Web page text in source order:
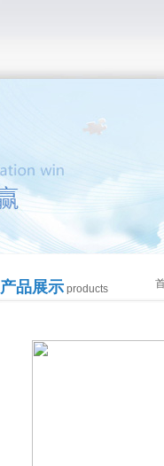
产品展示products